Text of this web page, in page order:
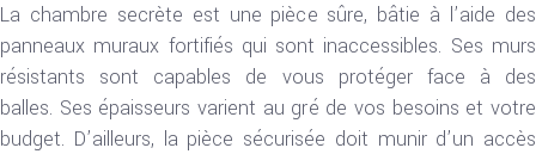
La chambre secrète est une pièce sûre, bâtie à l’aide des
panneaux muraux fortifiés qui sont inaccessibles. Ses murs
résistants sont capables de vous protéger face à des
balles. Ses épaisseurs varient au gré de vos besoins et votre
budget. D’ailleurs, la pièce sécurisée doit munir d’un accès